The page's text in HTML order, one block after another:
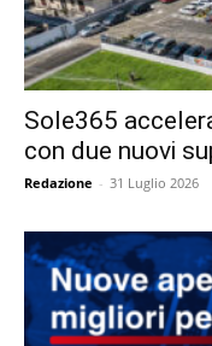
Sole365
con due nuovi
Redazione - 31 Luglio 2026